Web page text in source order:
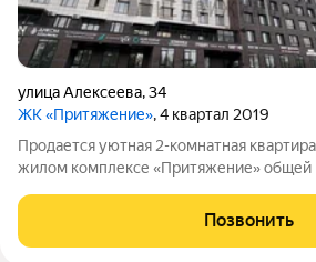
улица Алексеева,34
ЖК «Притяжение», 4 квартал 2019
Продается уютная 2-комнатная
жилом комплексе «Притяжение» общей
удобный доступ ко всем необходимым
инфраструктуры. Площадь квартиры:
Позвонить